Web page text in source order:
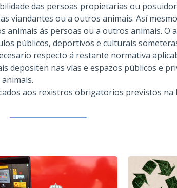
das persoas propietarias ou
viandantes ou a outros animais. Así
animais ás persoas ou a outros animais. O
públicos, deportivos e culturais
respecto á restante normativa
depositen nas vías e espazos públicos e
aos rexistros obrigatorios previstos na